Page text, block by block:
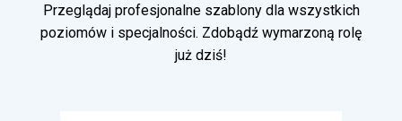
Przeglądaj profesjonalne szablony dla wszystkich
poziomów i specjalności. Zdobądź wymarzoną rolę
już dziś!